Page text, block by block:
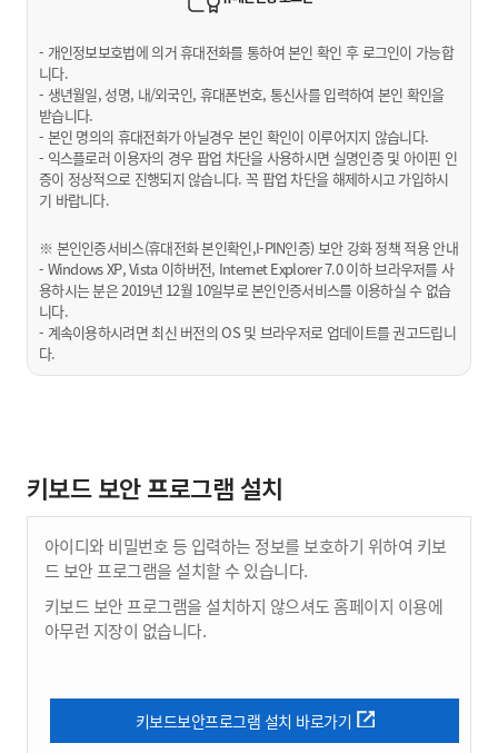
- 개인정보보호법에 의거 휴대전화를 통하여 본인 확인 후 로그인이 가능합
니다.
- 생년월일, 성명, 내/외국인, 휴대폰번호, 통신사를 입력하여 본인 확인을
받습니다.
- 본인 명의의 휴대전화가 아닐경우 본인 확인이 이루어지지 않습니다.
- 익스플로러 이용자의 경우 팝업 차단을 사용하시면 실명인증 및 아이핀 인
증이 정상적으로 진행되지 않습니다. 꼭 팝업 차단을 해제하시고 가입하시
기 바랍니다.
※ 본인인증서비스(휴대전화 본인확인,I-PIN인증) 보안 강화 정책 적용 안내
- Windows XP, Vista 이하버전, Internet Explorer 7.0 이하 브라우저를 사
용하시는 분은 2019년 12월 10일부로 본인인증서비스를 이용하실 수 없습
니다.
- 계속이용하시려면 최신 버전의 OS 및 브라우저로 업데이트를 권고드립니
다.
키보드 보안 프로그램 설치
아이디와 비밀번호 등 입력하는 정보를 보호하기 위하여 키보
드 보안 프로그램을 설치할 수 있습니다.
키보드 보안 프로그램을 설치하지 않으셔도 홈페이지 이용에
아무런 지장이 없습니다.
키보드보안프로그램 설치 바로가기